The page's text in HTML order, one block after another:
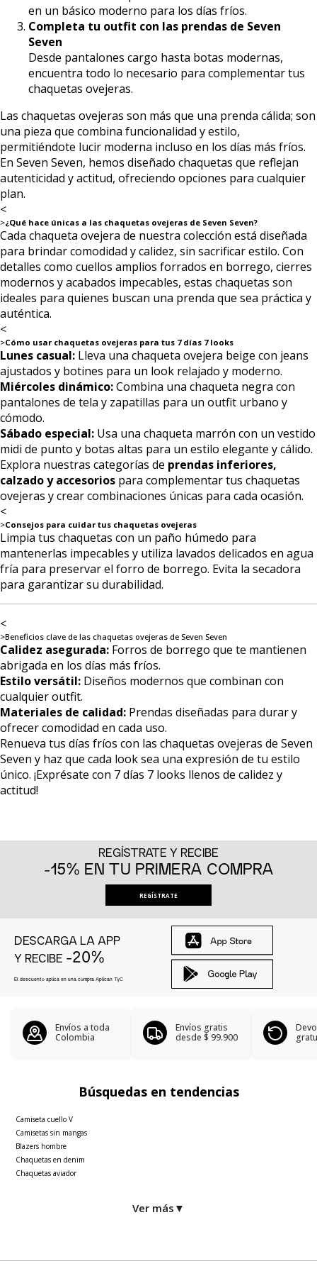
en un básico moderno para los días fríos.
Completa tu outfit con las prendas de Seven
Seven
Desde pantalones cargo hasta botas modernas,
encuentra todo lo necesario para complementar tus
chaquetas ovejeras.
Las chaquetas ovejeras son más que una prenda cálida; son
una pieza que combina funcionalidad y estilo,
permitiéndote lucir moderna incluso en los días más fríos.
En Seven Seven, hemos diseñado chaquetas que reflejan
autenticidad y actitud, ofreciendo opciones para cualquier
plan.
<
>¿Qué hace únicas a las chaquetas ovejeras de Seven Seven?
Cada chaqueta ovejera de nuestra colección está diseñada
para brindar comodidad y calidez, sin sacrificar estilo. Con
detalles como cuellos amplios forrados en borrego, cierres
modernos y acabados impecables, estas chaquetas son
ideales para quienes buscan una prenda que sea práctica y
auténtica.
<
>Cómo usar chaquetas ovejeras para tus 7 días 7 looks
Lunes casual: Lleva una chaqueta ovejera beige con jeans
ajustados y botines para un look relajado y moderno.
Miércoles dinámico:Combina una chaqueta negra con
pantalones de tela y zapatillas para un outfit urbano y
cómodo.
Sábado especial: Usa una chaqueta marrón con un vestido
midi de punto y botas altas para un estilo elegante y cálido.
Explora nuestras categorías de prendas inferiores,
calzado y accesorios para complementar tus chaquetas
ovejeras y crear combinaciones únicas para cada ocasión.
<
>Consejos para cuidar tus chaquetas ovejeras
Limpia tus chaquetas con un paño húmedo para
mantenerlas impecables y utiliza lavados delicados en agua
fría para preservar el forro de borrego. Evita la secadora
para garantizar su durabilidad.
<
>Beneficios clave de las chaquetas ovejeras de Seven Seven
Calidez asegurada: Forros de borrego que te mantienen
abrigada en los días más fríos.
Estilo versátil: Diseños modernos que combinan con
cualquier outfit.
Materiales de calidad: Prendas diseñadas para durar y
ofrecer comodidad en cada uso.
Renueva tus días fríos con las chaquetas ovejeras de Seven
Seven y haz que cada look sea una expresión de tu estilo
único. ¡Exprésate con 7 días 7 looks llenos de calidez y
actitud!
REGÍSTRATE Y RECIBE
-15% EN TU PRIMERA COMPRA
REGÍSTRATE
DESCARGA LA APP
Y RECIBE -20%
El descuento aplica en una compra Aplican TyC
Envíos a toda
Colombia
Envíos gratis
desde$ 99.900
Búsquedas en tendencias
Camiseta cuello V
Camisetas sin mangas
Blazers hombre
Chaquetas en denim
Chaquetas aviador
Ver más ▼